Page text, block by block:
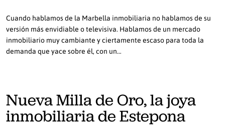
Cuando hablamos de la Marbella inmobiliaria no hablamos de su
versión más envidiable o televisiva. Hablamos de un mercado
inmobiliario muy cambiante y ciertamente escaso para toda la
demanda que yace sobre él, con un…
Nueva Milla de Oro, la joya
inmobiliaria de Estepona